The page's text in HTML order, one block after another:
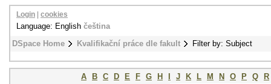
DSpace Home Kvalifikační práce dle fakult Filter by: Subject
Login cookies
Language: English čeština
A B C D E F G H J K L M N O P Q
R